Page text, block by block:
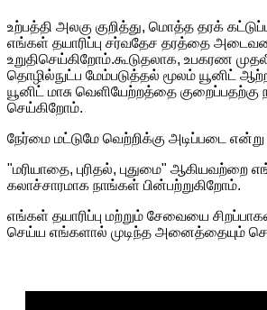
உற்பத்தி அலகு குறித்து, மொத்த தரக்
எங்கள் தயாரிப்பு சர்வதேச தரத்தை
உறுதிசெய்கிறோம்.கூடுதலாக, உபகரண
தொழில்நுட்ப மேம்படுத்தல் மூலம் யூனிட்
யூனிட் மாசு வெளியேற்றத்தை குறைப்பதற்கு
செய்கிறோம்.
நேர்மை மட்டுமே வெற்றிக்கு அடிப்படை
"மரியாதை, புரிதல், புதுமை" ஆகியவற்றை
கலாச்சாரமாக நாங்கள் பின்பற்றுகிறோம்.
எங்கள் தயாரிப்பு மற்றும் சேவையை
செய்ய எங்களால் முடிந்த அனைத்தையும்